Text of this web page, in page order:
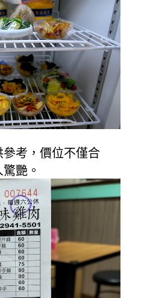
考，價位不僅合
艷。